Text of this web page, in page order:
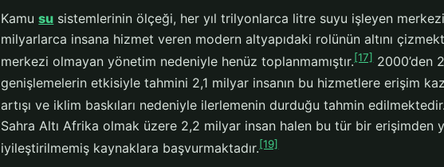
Kamusu sistemlerinin ölçeği, her yıl trilyonlarca litre suyu işleyen merkezi
milyarlarca insana hizmet veren modern altyapıdaki rolünün altını
merkezi olmayan yönetim nedeniyle henüz toplanmamıştır.[17] 2000’den
genişlemelerin etkisiyle tahmini 2,1 milyar insanın bu hizmetlere erişim
artışı ve iklim baskıları nedeniyle ilerlemenin durduğu tahmin
Sahra Altı Afrika olmak üzere 2,2 milyar insan halen bu tür bir erişimden
iyileştirilmemiş kaynaklara başvurmaktadır.[19]